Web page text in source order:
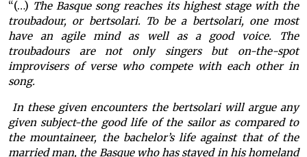
“(…) The Basque song reaches its highest stage with the
troubadour, or bertsolari. To be a bertsolari, one most
have an agile mind as well as a good voice. The
troubadours are not only singers but on-the-spot
improvisers of verse who compete with each other in
song.
In these given encounters the bertsolari will argue any
given subject-the good life of the sailor as compared to
the mountaineer, the bachelor’s life against that of the
married man, the Basque who has stayed in his homeland